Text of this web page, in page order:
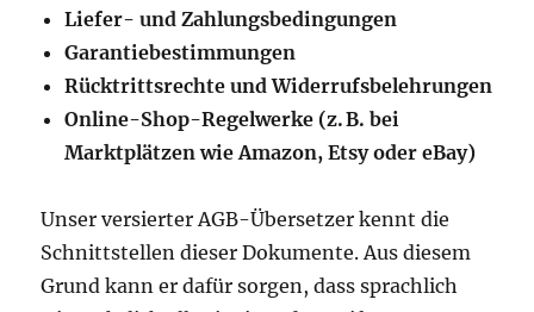
Liefer- und Zahlungsbedingungen
Garantiebestimmungen
Rücktrittsrechte und Widerrufsbelehrungen
Online-Shop-Regelwerke (z. B. bei
Marktplätzen wie Amazon, Etsy oder eBay)
Unser versierter AGB-Übersetzer kennt die
Schnittstellen dieser Dokumente. Aus diesem
Grund kann er dafür sorgen, dass sprachlich